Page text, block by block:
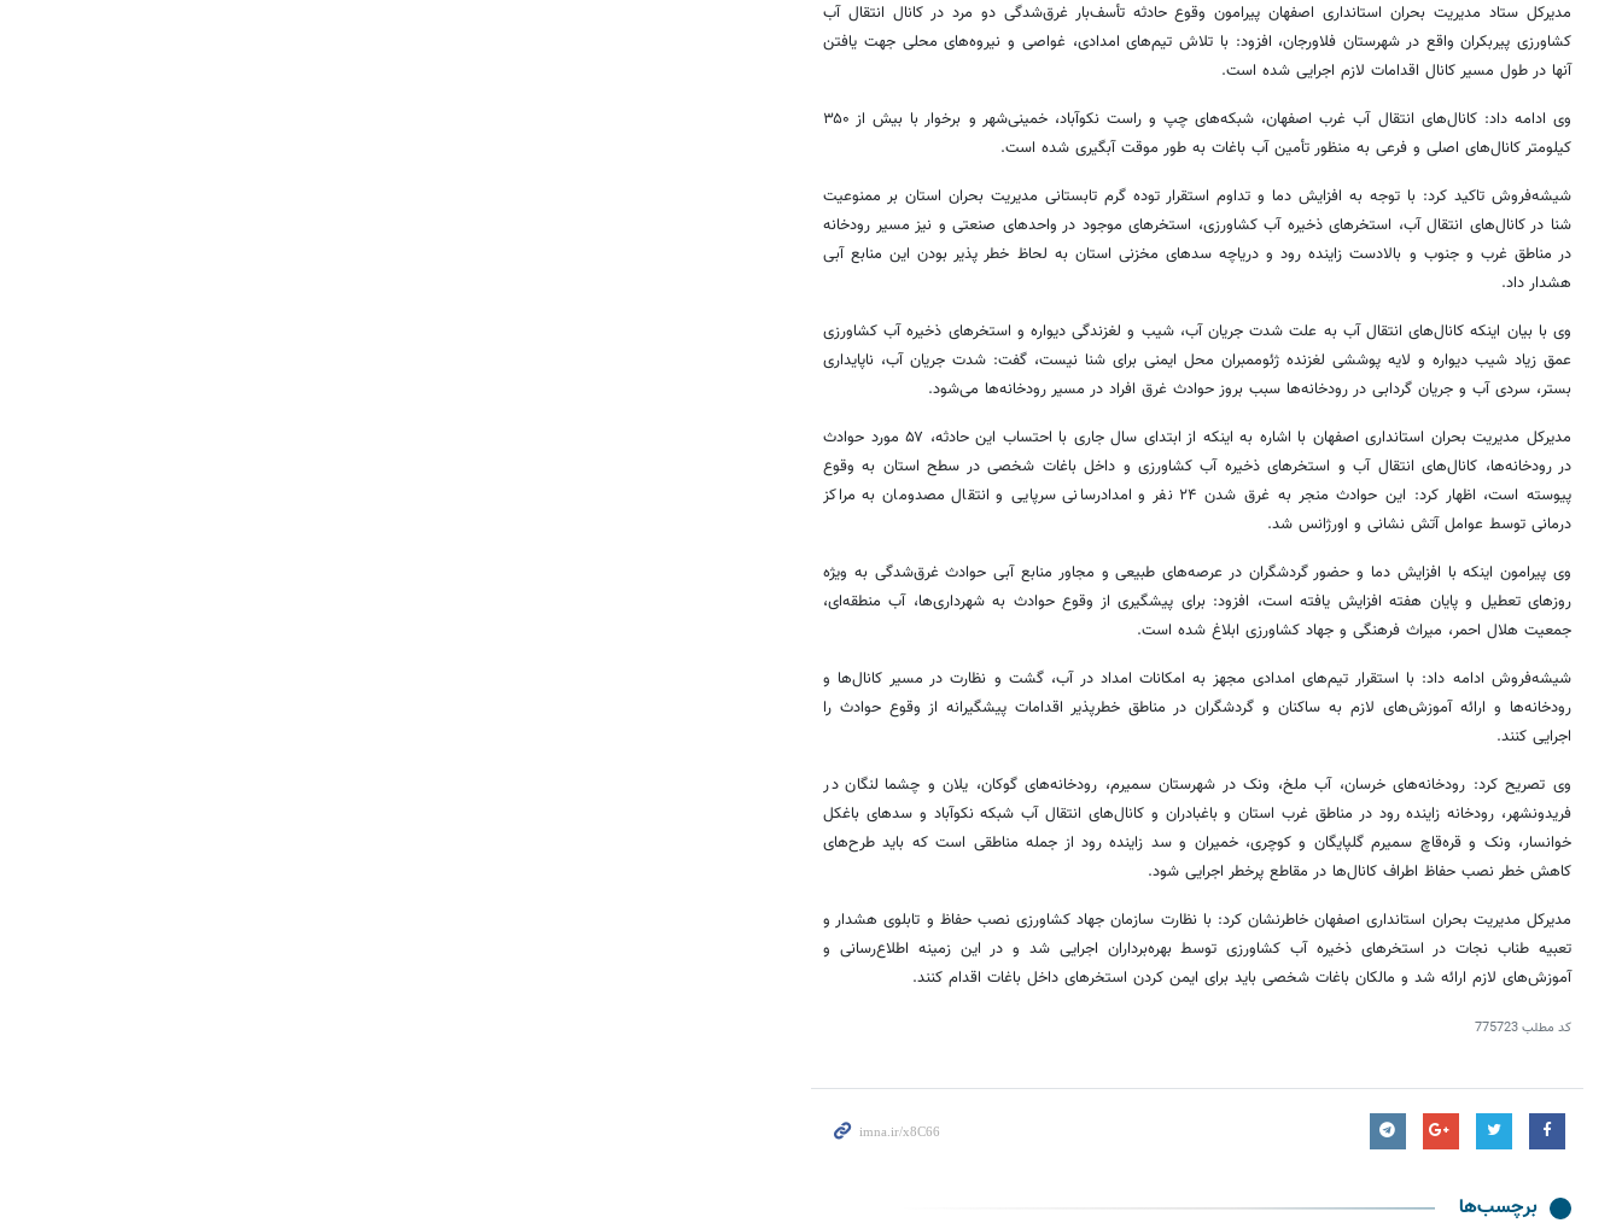
مدیرکل ستاد مدیریت بحران استانداری اصفهان پیرامون وقوع حادثه تأسف‌بار غرق‌شدگی دو مرد در کانال انتقال آب
کشاورزی پیربکرانواقع در شهرستان فلاورجان، افزود: با تلاش تیم‌های امدادی، غواصی و نیروه‌های محلی جهت یافتن
آنها در طول مسیر کانال اقدامات لازم اجرایی شده است.
وی ادامه داد: کانال‌های انتقال آب غرب اصفهان، شبکه‌های چپ و راست نکوآباد
، خمینی‌شهر و برخوار با بیش از ۳۵۰
کیلومتر کانال‌های اصلی و فرعی به منظور تأمین آب باغات به طور موقت آبگیری شده است.
شیشه‌فروش تاکید کرد: با توجه به افزایش دما و تداوم استقرار توده گرم تابستانی مدیریت بحران استان بر ممنوعیت
شنا در کانال‌های انتقال آب، استخرهای ذخیره آب کشاورزی، استخرهای موجود در واحدهای صنعتی و نیز مسیر رودخانه
در مناطق غرب و جنوب و بالادست زاینده رود و دریاچه سدهای مخزنی استان به لحاظ خطر پذیر بودن این منابع آبی
هشدار داد.
وی با بیان اینکه کانال‌های انتقال آب به علت شدت جریان آب، شیب و لغزندگی دیواره و استخرهای ذخیره آب کشاورزی
عمق زیاد شیب دیواره و لایه پوششی لغزنده ژئوممبران محل ایمنی برای شنا نیست، گفت: شدت جریان آب، ناپایداری
بستر، سردی آب و جریان گردابی در رودخانه‌ها سبب بروز حوادث غرق افراد در مسیر رودخانه‌ها می‌شود.
مدیرکل مدیریت بحران استانداری اصفهان با اشاره به اینکه از ابتدای سال جاری با احتساب این حادثه، ۵۷ مورد حوادث
در رودخانه‌ها، کانال‌های انتقال آب و استخرهای ذخیره آب کشاورزی و داخل باغات شخصی در سطح استان به وقوع
پیوسته است، اظهار کرد: این حوادث منجر به غرق شدن ۲۴ نفر و امدادرسانی سرپایی و انتقال مصدومان به مراکز
درمانی توسط عوامل آتش نشانی و اورژانس شد.
وی پیرامون اینکه با افزایش دما و حضور گردشگران در عرصه‌های طبیعی و مجاور منابع آبی حوادث غرق‌شدگی به ویژه
روزهای تعطیل و پایان هفته افزایش یافته است، افزود: برای پیشگیری از وقوع حوادث به شهرداری‌ها، آب منطقه‌ای،
جمعیت هلال احمر، میراث فرهنگی و جهاد کشاورزی ابلاغ شده است.
شیشه‌فروش ادامه داد: با استقرار تیم‌های امدادی مجهز به امکانات امداد در آب، گشت و نظارت در مسیر کانال‌ها و
رودخانه‌ها و ارائه آموزش‌های لازم به ساکنان و گردشگران در مناطق خطرپذیر اقدامات پیشگیرانه از وقوع حوادث را
اجرایی کنند.
وی تصریح کرد: رودخانه‌های خرسان، آب ملخ، ونک در شهرستان سمیرم، رودخانه‌های گوکان، یلانو چشما لنگان در
فریدونشهر، رودخانه زاینده رود در مناطق غرب استان و باغبادران و کانال‌های انتقال آب شبکه نکوآباد و سدهای باغکل
خوانسار، ونک وقره‌قاچ سمیرم گلپایگان و کوچری، خمیران و سد زاینده رود از جمله مناطقی است که باید طرح‌های
کاهش خطر نصب حفاظ اطراف کانال‌ها در مقاطع پرخطر اجرایی شود.
مدیرکل مدیریت بحران استانداری اصفهان خاطرنشان کرد: با نظارت سازمان جهاد کشاورزی نصب حفاظ و تابلوی هشدار و
تعبیه طناب نجات در استخرهای ذخیره آب کشاورزی توسط بهره‌برداران اجرایی شد و در این زمینه اطلاع‌رسانی و
آموزش‌های لازم ارائه شد و مالکان باغات شخصی باید برای ایمن کردن استخرهای داخل باغات اقدام کنند.
کد مطلب775723
برچسب‌ها